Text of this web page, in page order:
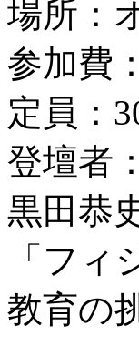
場所：
参加費
定員：
登壇者：
黒田恭
「フ
教育の